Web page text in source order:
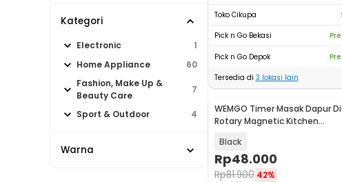
Kategori
Electronic
1
Home Appliance
60
Fashion, Make Up &
Beauty Care
7
Sport & Outdoor 4
Warna
Toko Cikupa
Pick n Go Bekasi
Pick n Go Depok
Tersedia di 3 lokasi lain
WEMGO Timer Masak Dapur
Rotary Magnetic Kitchen
Black
Rp48.000
Rp81.900 42%